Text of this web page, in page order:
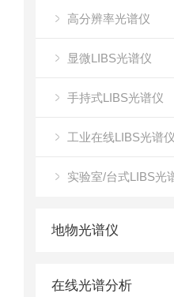
高分辨率光谱仪
显微LIBS光谱仪
手持式LIBS光谱仪
工业在线LIBS光谱仪
实验室/台式LIBS光
地物光谱仪
在线光谱分析